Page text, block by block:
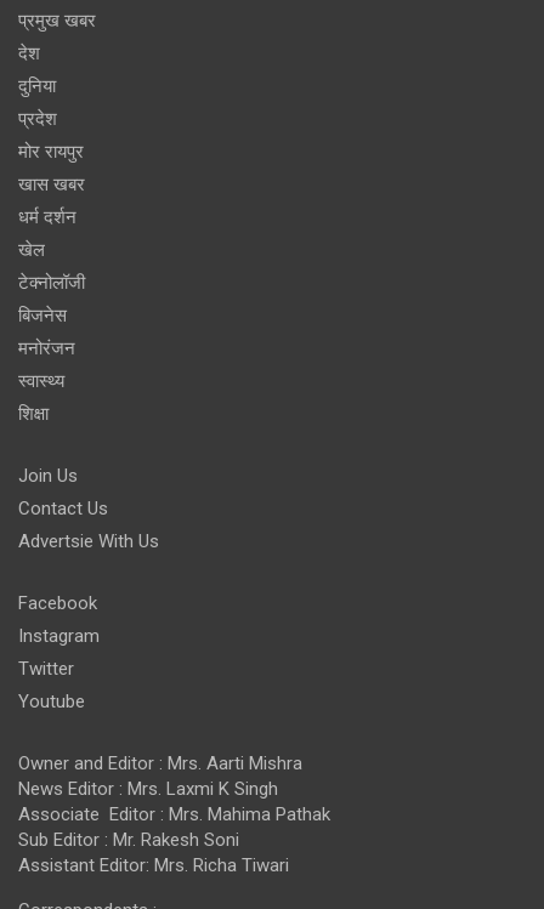
प्रमुख खबर
देश
दुनिया
प्रदेश
मोर रायपुर
खास खबर
धर्म दर्शन
खेल
टेक्नोलॉजी
बिजनेस
मनोरंजन
स्वास्थ्य
शिक्षा
Join Us
Contact Us
Advertsie With Us
Facebook
Instagram
Twitter
Youtube
Owner and Editor : Mrs. Aarti Mishra
News Editor : Mrs. Laxmi K Singh
Associate Editor : Mrs. Mahima Pathak
Sub Editor : Mr. Rakesh Soni
Assistant Editor: Mrs. Richa Tiwari